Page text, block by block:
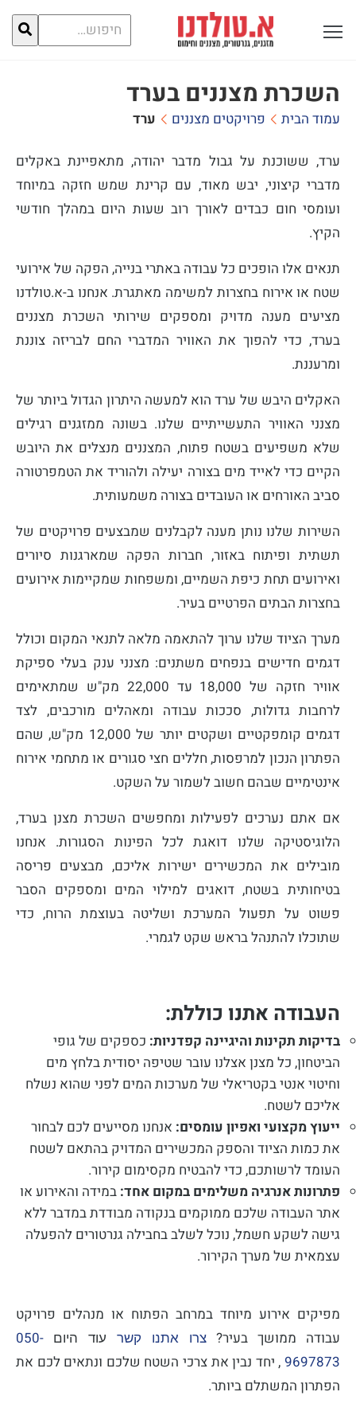
חיפוש
עבור:
פתח תפריט ראשי לתצוגה
השכרת מצננים בערד
עמוד הבית פרויקטים מצננים ערד
ערד, ששוכנת על גבול מדבר יהודה, מתאפיינת באקלים
מדברי קיצוני, יבש מאוד, עם קרינת שמש חזקה במיוחד
ועומסי חום כבדים לאורך רוב שעות היום במהלך חודשי
הקיץ.
תנאים אלו הופכים כל עבודה באתרי בנייה, הפקה של אירועי
שטח או אירוח בחצרות למשימה מאתגרת. אנחנו ב-א.טולדנו
מציעים מענה מדויק ומספקים שירותי השכרת מצננים
בערד, כדי להפוך את האוויר המדברי החם לבריזה צוננת
ומרעננת.
האקלים היבש של ערד הוא למעשה היתרון הגדול ביותר של
מצנני האוויר התעשייתיים שלנו. בשונה ממזגנים רגילים
שלא משפיעים בשטח פתוח, המצננים מנצלים את היובש
הקיים כדי לאייד מים בצורה יעילה ולהוריד את הטמפרטורה
סביב האורחים או העובדים בצורה משמעותית.
השירות שלנו נותן מענה לקבלנים שמבצעים פרויקטים של
תשתית ופיתוח באזור, חברות הפקה שמארגנות סיורים
ואירועים תחת כיפת השמיים, ומשפחות שמקיימות אירועים
בחצרות הבתים הפרטיים בעיר.
מערך הציוד שלנו ערוך להתאמה מלאה לתנאי המקום וכולל
דגמים חדישים בנפחים משתנים: מצנני ענק בעלי ספיקת
אוויר חזקה של 18,000 עד 22,000 מק"ש שמתאימים
לרחבות גדולות, סככות עבודה ומאהלים מורכבים, לצד
דגמים קומפקטיים ושקטים יותר של 12,000 מק"ש, שהם
הפתרון הנכון למרפסות, חללים חצי סגורים או מתחמי אירוח
אינטימיים שבהם חשוב לשמור על השקט.
אם אתם נערכים לפעילות ומחפשים השכרת מצנן בערד,
הלוגיסטיקה שלנו דואגת לכל הפינות הסגורות. אנחנו
מובילים את המכשירים ישירות אליכם, מבצעים פריסה
בטיחותית בשטח, דואגים למילוי המים ומספקים הסבר
פשוט על תפעול המערכת ושליטה בעוצמת הרוח, כדי
שתוכלו להתנהל בראש שקט לגמרי.
העבודה אתנו כוללת:
בדיקות תקינות והיגיינה קפדניות: כספקים של גופי
הביטחון, כל מצנן אצלנו עובר שטיפה יסודית בלחץ מים
וחיטוי אנטי בקטריאלי של מערכות המים לפני שהוא נשלח
אליכם לשטח.
ייעוץ מקצועי ואפיון עומסים: אנחנו מסייעים לכם לבחור
את כמות הציוד והספק המכשירים המדויק בהתאם לשטח
העומד לרשותכם, כדי להבטיח מקסימום קירור.
פתרונות אנרגיה משלימים במקום אחד: במידה והאירוע או
אתר העבודה שלכם ממוקמים בנקודה מבודדת במדבר ללא
גישה לשקע חשמל, נוכל לשלב בחבילה גנרטורים להפעלה
עצמאית של מערך הקירור.
מפיקים אירוע מיוחד במרחב הפתוח או מנהלים פרויקט
עבודה ממושך בעיר?
צרו אתנו קשר עוד היום
050-
9697873 , יחד נבין את צרכי השטח שלכם ונתאים לכם את
הפתרון המשתלם ביותר.